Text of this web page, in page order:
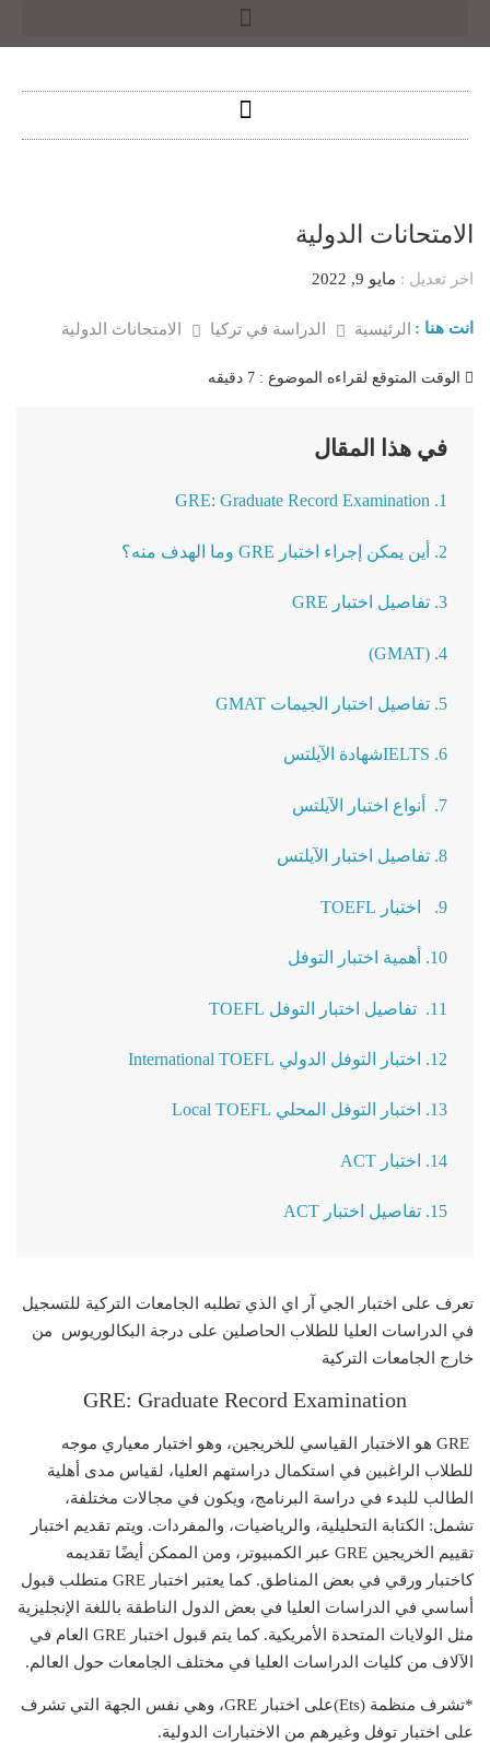
الامتحانات الدولية
اخر تعديل : مايو 9, 2022
انت هنا : الرئيسية الدراسة في تركيا الامتحانات الدولية
الوقت المتوقع لقراءه الموضوع : 7 دقيقه
في هذا المقال
1. GRE: Graduate Record Examination
2. أين يمكن إجراء اختبار GRE وما الهدف منه؟
3. تفاصيل اختبار GRE
4. (GMAT)
5. تفاصيل اختبار الجيمات GMAT
6. IELTSشهادة الآيلتس
7. أنواع اختبار الآيلتس
8. تفاصيل اختبار الآيلتس
9. اختبار TOEFL
10. أهمية اختبار التوفل
11. تفاصيل اختبار التوفل TOEFL
12. اختبار التوفل الدولي International TOEFL
13. اختبار التوفل المحلي Local TOEFL
14. اختبار ACT
15. تفاصيل اختبار ACT
تعرف على اختبار الجي آر اي الذي تطلبه الجامعات التركية للتسجيل
في الدراسات العليا للطلاب الحاصلين على درجة البكالوريوس من
خارج الجامعات التركية
GRE: Graduate Record Examination
GRE هو الاختبار القياسي للخريجين، وهو اختبار معياري موجه
للطلاب الراغبين في استكمال دراستهم العليا، لقياس مدى أهلية
الطالب للبدء في دراسة البرنامج، ويكون في مجالات مختلفة،
تشمل: الكتابة التحليلية، والرياضيات، والمفردات. ويتم تقديم اختبار
تقييم الخريجين GRE عبر الكمبيوتر، ومن الممكن أيضًا تقديمه
كاختبار ورقي في بعض المناطق. كما يعتبر اختبار GRE متطلب قبول
أساسي في الدراسات العليا في بعض الدول الناطقة باللغة الإنجليزية
مثل الولايات المتحدة الأمريكية. كما يتم قبول اختبار GRE العام في
الآلاف من كليات الدراسات العليا في مختلف الجامعات حول العالم.
*تشرف منظمة (Ets)على اختبار GRE، وهي نفس الجهة التي تشرف
على اختبار توفل وغيرهم من الاختبارات الدولية.